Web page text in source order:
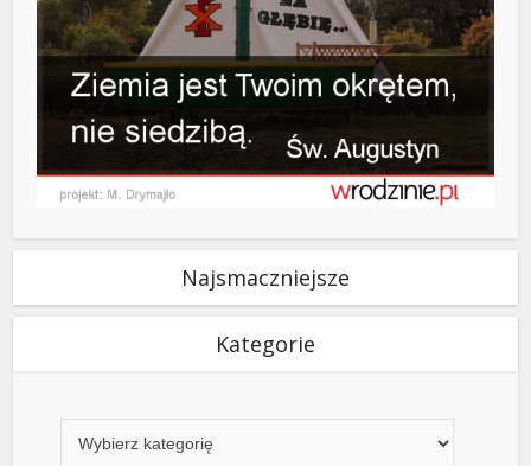
Najsmaczniejsze
Kategorie